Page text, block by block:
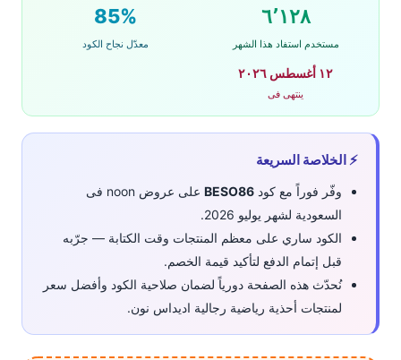
٦٬١٢٨
مستخدم استفاد هذا الشهر
85%
معدّل نجاح الكود
١٢ أغسطس ٢٠٢٦
ينتهى فى
⚡ الخلاصة السريعة
وفّر فوراً مع كود BESO86
على عروض noon فى
السعودية لشهر يوليو 2026.
الكود ساري على معظم المنتجات وقت الكتابة — جرّبه
قبل إتمام الدفع لتأكيد قيمة الخصم.
نُحدّث هذه الصفحة دورياً لضمان صلاحية الكود وأفضل سعر
لمنتجات أحذية رياضية رجالية اديداس نون.